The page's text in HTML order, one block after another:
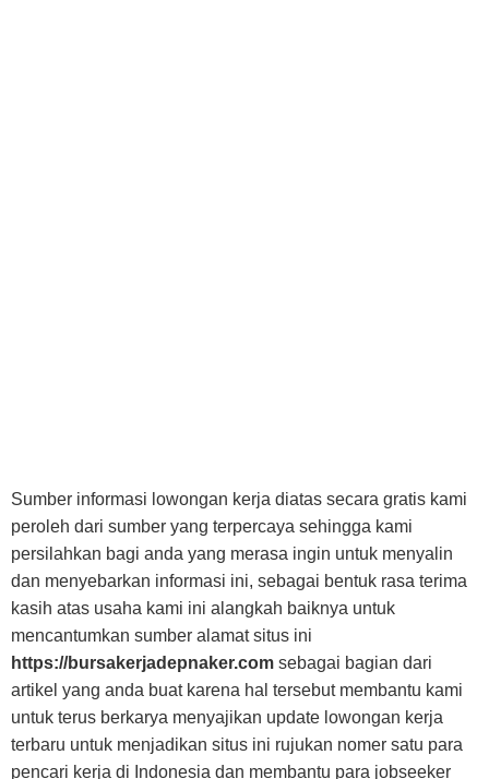
Sumber informasi lowongan kerja diatas secara gratis kami
peroleh dari sumber yang terpercaya sehingga kami
persilahkan bagi anda yang merasa ingin untuk menyalin
dan menyebarkan informasi ini, sebagai bentuk rasa terima
kasih atas usaha kami ini alangkah baiknya untuk
mencantumkan sumber alamat situs ini
https://bursakerjadepnaker.com sebagai bagian dari
artikel yang anda buat karena hal tersebut membantu kami
untuk terus berkarya menyajikan update lowongan kerja
terbaru untuk menjadikan situs ini rujukan nomer satu para
pencari kerja di Indonesia dan membantu para jobseeker